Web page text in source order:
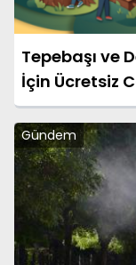
Tepebaşı ve
İçin Ücretsiz
Gündem